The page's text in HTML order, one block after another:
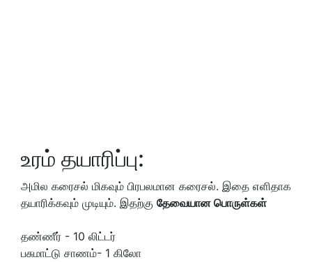
உரம் தயாரிப்பு:
அமில கரைசல் மிகவும் பிரபலமான கரைசல். இதை எளிதாக
தயாரிக்கவும் முடியும். இதற்கு தேவையான பொருள்கள்
தண்ணீர் - 10 லிட்டர்
பசுமாட்டு சாணம்- 1 கிலோ